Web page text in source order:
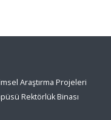
Araştırma Projeleri
Rektörlük Binası